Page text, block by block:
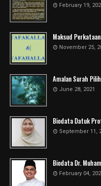
February 19,
Maksud
November 25,
Amalan Surah
June 28, 2021
Biodata Datuk
September 11,
Biodata Dr.
February 04,